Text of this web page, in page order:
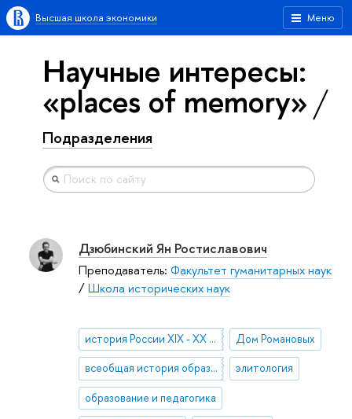
Меню
Высшая школа экономики
Научные интересы:
«places of memory»
Подразделения
Дзюбинский Ян Ростиславович
Преподаватель: Факультет гуманитарных наук
/Школа исторических наук
история России XIX - ХХ веков, история повседневности Дом Романовых
всеобщая история образования и педагогической мысли элитология
образование и педагогика